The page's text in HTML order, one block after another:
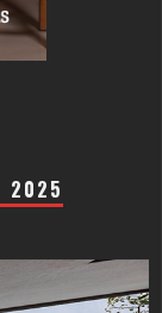
2025